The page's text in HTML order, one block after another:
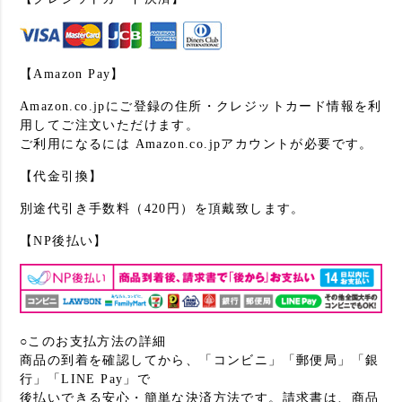
【Amazon Pay】
Amazon.co.jpにご登録の住所・クレジットカード情報を利
用してご注文いただけます。
ご利用になるには Amazon.co.jpアカウントが必要です。
【代金引換】
別途代引き手数料（420円）を頂戴致します。
【NP後払い】
○このお支払方法の詳細
商品の到着を確認してから、「コンビニ」「郵便局」「銀
行」「LINE Pay」で
後払いできる安心・簡単な決済方法です。請求書は、商品